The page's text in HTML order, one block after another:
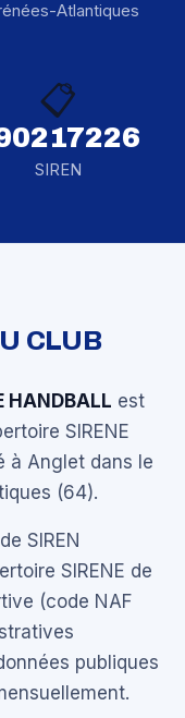
Atlantiques
📋
SIREN
CLUB
HANDBALL est
SIRENE
à Anglet dans le
(64).
SIREN
SIRENE de
(code NAF
publiques